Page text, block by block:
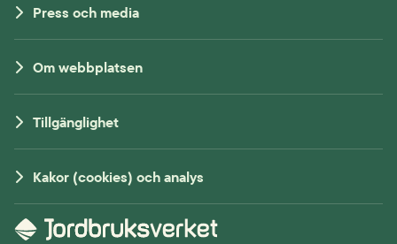
Press och media
Om webbplatsen
Tillgänglighet
Kakor (cookies) och analys